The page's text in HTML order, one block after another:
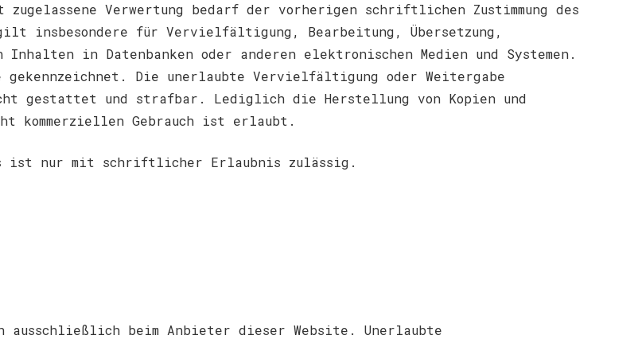
Verwertung bedarf der vorherigen schriftlichen Zustimmung des
insbesondere für Vervielfältigung, Bearbeitung, Übersetzung,
in Datenbanken oder anderen elektronischen Medien und Systemen.
Die unerlaubte Vervielfältigung oder Weitergabe
gestattet und strafbar. Lediglich die Herstellung von Kopien und
kommerziellen Gebrauch ist erlaubt.
ist nur mit schriftlicher Erlaubnis zulässig.
beim Anbieter dieser Website. Unerlaubte